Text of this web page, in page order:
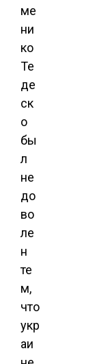
ме
ни
ко
Те
де
ск
о
бы
л
не
до
во
ле
н
те
м,
что
укр
аи